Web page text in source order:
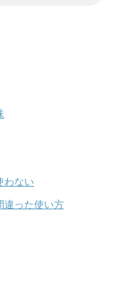
わない
違った使い方